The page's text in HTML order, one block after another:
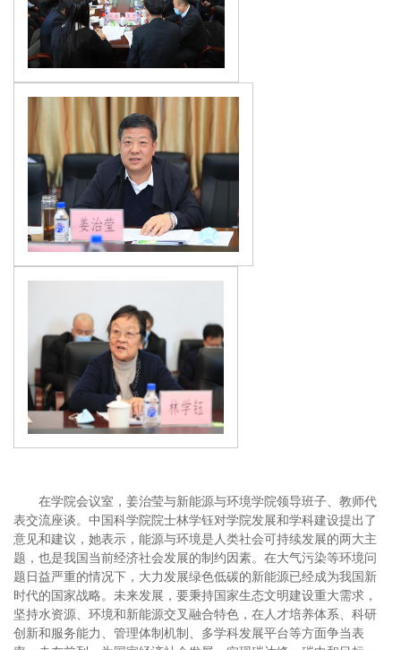
在学院会议室，姜治莹与新能源与环境学院领导班子、教师代
表交流座谈。中国科学院院士林学钰对学院发展和学科建设提出了
意见和建议，她表示，能源与环境是人类社会可持续发展的两大主
题，也是我国当前经济社会发展的制约因素。在大气污染等环境问
题日益严重的情况下，大力发展绿色低碳的新能源已经成为我国新
时代的国家战略。未来发展，要秉持国家生态文明建设重大需求，
坚持水资源、环境和新能源交叉融合特色，在人才培养体系、科研
创新和服务能力、管理体制机制、多学科发展平台等方面争当表